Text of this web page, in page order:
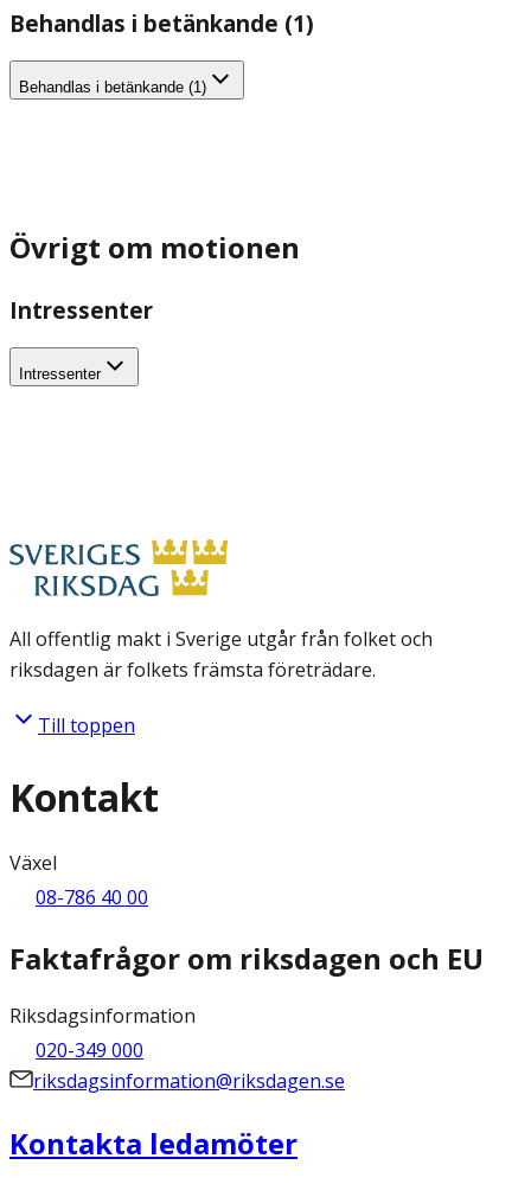
Behandlas i betänkande (1)
Behandlas i betänkande (1)
Övrigt om motionen
Intressenter
Intressenter
All offentlig makt i Sverige utgår från folket och
riksdagen är folkets främsta företrädare.
Till toppen
Kontakt
Växel
08-786 40 00
Faktafrågor om riksdagen och EU
Riksdagsinformation
020-349 000
riksdagsinformation@riksdagen.se
Kontakta ledamöter